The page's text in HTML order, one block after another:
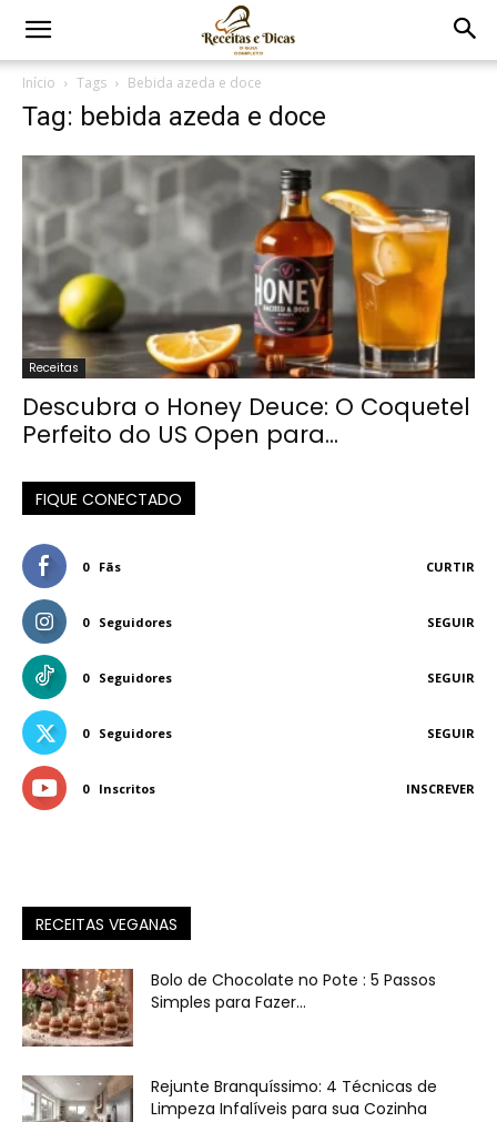
Início Tags Bebida azeda e doce
Tag: bebida azeda e doce
Receitas
Descubra o Honey Deuce: O Coquetel
Perfeito do US Open para...
FIQUE CONECTADO
0 Fãs CURTIR
0 Seguidores SEGUIR
0 Seguidores SEGUIR
0 Seguidores SEGUIR
0 Inscritos INSCREVER
RECEITAS VEGANAS
Bolo de Chocolate no Pote : 5 Passos
Simples para Fazer...
Rejunte Branquíssimo: 4 Técnicas de
Limpeza Infalíveis para sua Cozinha